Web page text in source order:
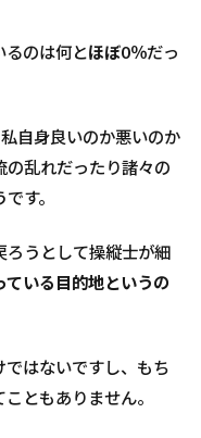
るのは何とほぼ0％だっ
自身良いのか悪いのか
の乱れだったり諸々の
す。
ろうとして操縦士が細
ている目的地というの
はないですし、もち
ともありません。